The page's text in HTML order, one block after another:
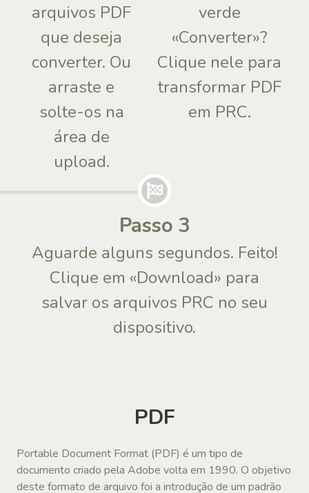
arquivos PDF
que deseja
converter. Ou
arraste e
solte-os na
área de
upload.
verde
«Converter»?
Clique nele para
transformar PDF
em PRC.
Passo 3
Aguarde alguns segundos. Feito!
Clique em «Download» para
salvar os arquivos PRC no seu
dispositivo.
PDF
Portable Document Format (PDF) é um tipo de
documento criado pela Adobe volta em 1990. O objetivo
deste formato de arquivo foi a introdução de um padrão